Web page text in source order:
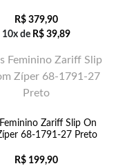
R$379,90
10x de R$39,89
Feminino Zariff Slip On
68-1791-27 Preto
R$199,90